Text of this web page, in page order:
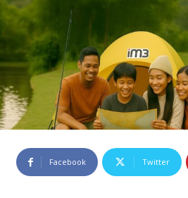
Facebook Twitter